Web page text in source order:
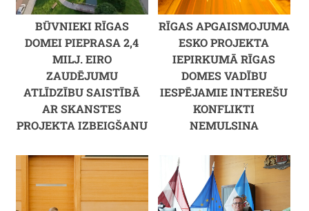
BŪVNIEKI RĪGAS
DOMEI PIEPRASA 2,4
MILJ. EIRO
ZAUDĒJUMU
ATLĪDZĪBU SAISTĪBĀ
AR SKANSTES
PROJEKTA IZBEIGŠANU
RĪGAS APGAISMOJUMA
ESKO PROJEKTA
IEPIRKUMĀ RĪGAS
DOMES VADĪBU
IESPĒJAMIE INTEREŠU
KONFLIKTI
NEMULSINA